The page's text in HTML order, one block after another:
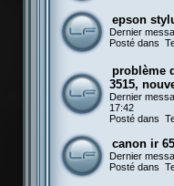
epson
Dernier
Posté dans
problème
3515,
Dernier
17:42
Posté dans
canon ir
Dernier
Posté dans